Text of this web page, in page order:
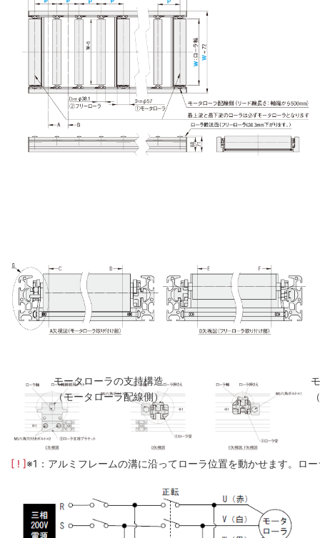
モータローラの支持構造
（モータローラ配線側）
[ ! ]※1：アルミフレームの溝に沿ってローラ位置を動かせます。ロ